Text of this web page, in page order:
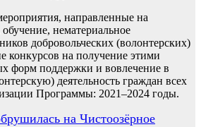
направленные на
нематериальное
добровольческих (волонтерских)
конкурсов на получение этими
форм поддержки и вовлечение в
деятельность граждан всех
Программы: 2021–2024 годы.
на Чистоозёрное